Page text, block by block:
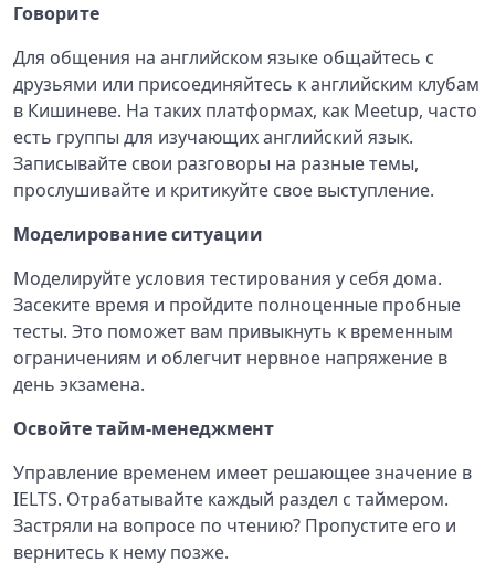
Говорите
Для общения на английском языке общайтесь с
друзьями или присоединяйтесь к английским клубам
в Кишиневе. На таких платформах, как Meetup, часто
есть группы для изучающих английский язык.
Записывайте свои разговоры на разные темы,
прослушивайте и критикуйте свое выступление.
Моделирование ситуации
Моделируйте условия тестирования у себя дома.
Засеките время и пройдите полноценные пробные
тесты. Это поможет вам привыкнуть к временным
ограничениям и облегчит нервное напряжение в
день экзамена.
Освойте тайм-менеджмент
Управление временем имеет решающее значение в
IELTS. Отрабатывайте каждый раздел с таймером.
Застряли на вопросе по чтению? Пропустите его и
вернитесь к нему позже.